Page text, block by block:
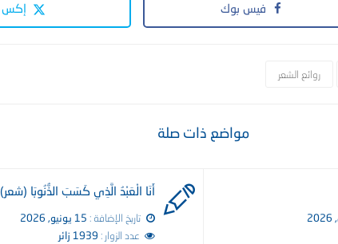
فيس بوك إكس
روائع الشعر
مواضع ذات صلة
أَنَا الْعَبْدُ الَّذِي كَسَبَ الذُّنُوبَا (شعر)
تاريخ الإضافة : 15 يونيو, 2026
عدد الزوار : 1939 زائر